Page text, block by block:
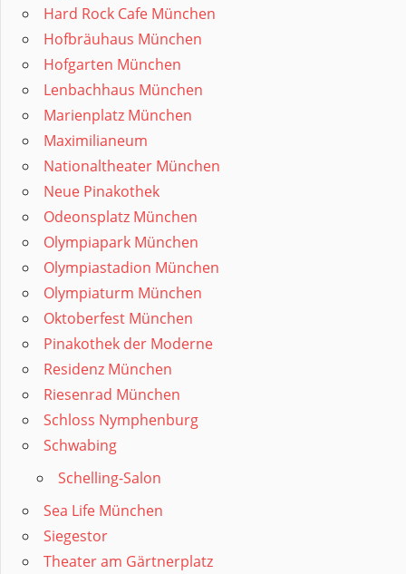
Hard Rock Cafe München
Hofbräuhaus München
Hofgarten München
Lenbachhaus München
Marienplatz München
Maximilianeum
Nationaltheater München
Neue Pinakothek
Odeonsplatz München
Olympiapark München
Olympiastadion München
Olympiaturm München
Oktoberfest München
Pinakothek der Moderne
Residenz München
Riesenrad München
Schloss Nymphenburg
Schwabing
Schelling-Salon
Sea Life München
Siegestor
Theater am Gärtnerplatz